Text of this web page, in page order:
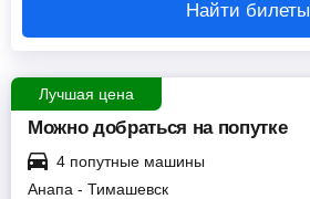
Найти билеты
Лучшая цена
Можно добраться на попутке
4 попутные машины
Анапа - Тимашевск